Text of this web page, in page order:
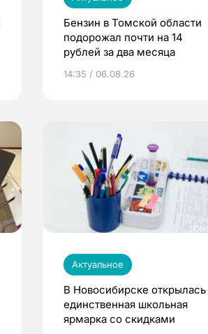
Бензин в Томской области
подорожал почти на 14
рублей за два месяца
14:35 / 06.08.26
Актуальное
В Новосибирске открылась
единственная школьная
ярмарка со скидками